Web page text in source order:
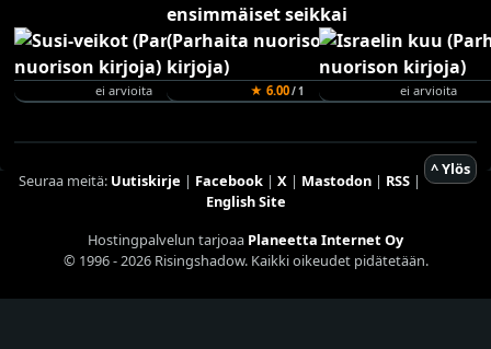
ei arvioita ★ 6.00/ 1 ei arvioita
^ Ylös
Seuraa meitä: Uutiskirje | Facebook| X| Mastodon| RSS|
English Site
Hostingpalvelun tarjoaa Planeetta Internet Oy
© 1996 - 2026 Risingshadow. Kaikki oikeudet pidätetään.